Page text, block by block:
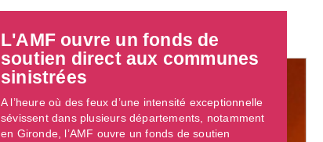
L'AMF ouvre un fonds de
soutien direct aux communes
sinistrées
A l’heure où des feux d’une intensité exceptionnelle
sévissent dans plusieurs départements, notamment
en Gironde, l’AMF ouvre un fonds de soutien